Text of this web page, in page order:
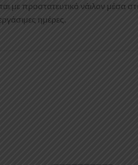
με προστατευτικό νάιλον μέσα
ημέρες.